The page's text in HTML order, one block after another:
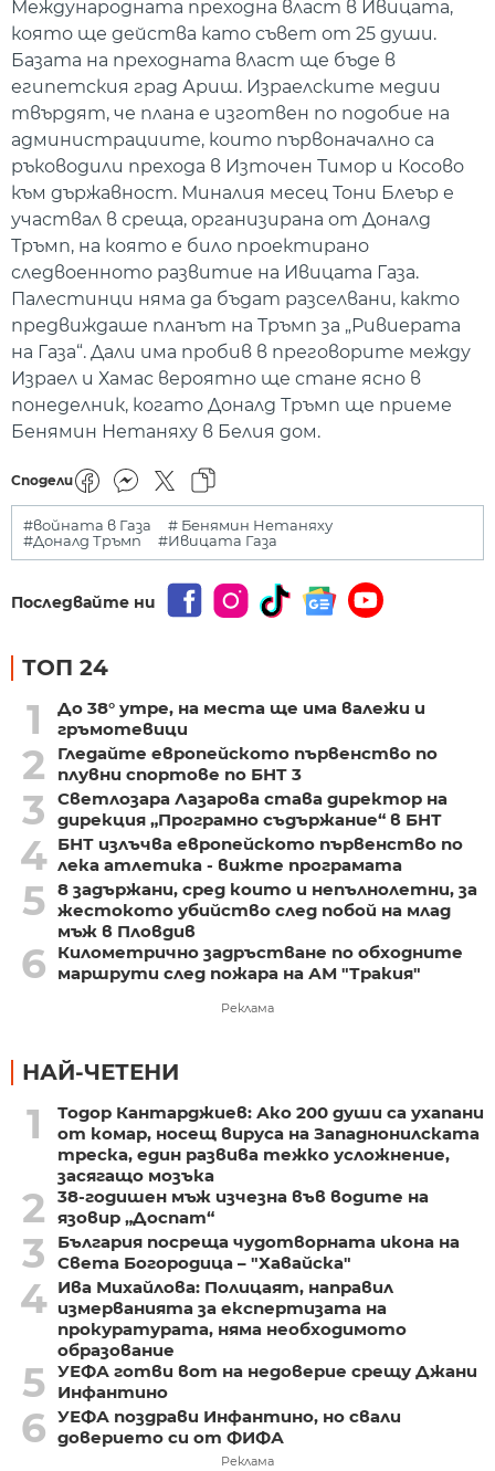
Международната преходна власт в Ивицата,
която ще действа като съвет от 25 души.
Базата на преходната власт ще бъде в
египетския град Ариш. Израелските медии
твърдят, че плана е изготвен по подобие на
администрациите, които първоначално са
ръководили прехода в Източен Тимор и Косово
към държавност. Миналия месец Тони Блеър е
участвал в среща, организирана от Доналд
Тръмп, на която е било проектирано
следвоенното развитие на Ивицата Газа.
Палестинци няма да бъдат разселвани, както
предвиждаше планът на Тръмп за „Ривиерата
на Газа“. Дали има пробив в преговорите между
Израел и Хамас вероятно ще стане ясно в
понеделник, когато Доналд Тръмп ще приеме
Бенямин Нетаняху в Белия дом.
Сподели
#войната в Газа
# Бенямин Нетаняху
#Доналд Тръмп
#Ивицата Газа
Последвайте ни
ТОП 24
1
До 38° утре, на места ще има валежи и
гръмотевици
2
Гледайте европейското първенство по
плувни спортове по БНТ 3
3
Светлозара Лазарова става директор на
дирекция „Програмно съдържание“ в БНТ
4 БНТ излъчва европейското първенство по
лека атлетика - вижте програмата
5 8 задържани, сред които и непълнолетни, за
жестокото убийство след побой на млад
мъж в Пловдив
6
Километрично задръстване по обходните
маршрути след пожара на АМ "Тракия"
Реклама
НАЙ-ЧЕТЕНИ
1
Тодор Кантарджиев: Ако 200 души са ухапани
от комар, носещ вируса на Западнонилската
треска, един развива тежко усложнение,
засягащо мозъка
2
38-годишен мъж изчезна във водите на
язовир „Доспат“
3
България посреща чудотворната икона на
Света Богородица – "Хавайска"
4 Ива Михайлова: Полицаят, направил
измерванията за експертизата на
прокуратурата, няма необходимото
образование
5 УЕФА готви вот на недоверие срещу Джани
Инфантино
6 УЕФА поздрави Инфантино, но свали
доверието си от ФИФА
Реклама